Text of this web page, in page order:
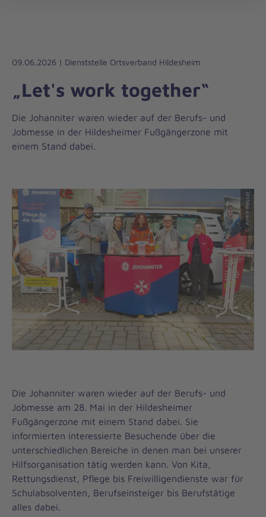
09.06.2026 | Dienststelle Ortsverband Hildesheim
„Let's work together“
Die Johanniter waren wieder auf der Berufs- und
Jobmesse in der Hildesheimer Fußgängerzone mit
einem Stand dabei.
© Anika Ressel
Die Johanniter waren wieder auf der Berufs- und
Jobmesse am 28. Mai in der Hildesheimer
Fußgängerzone mit einem Stand dabei. Sie
informierten interessierte Besuchende über die
unterschiedlichen Bereiche in denen man bei unserer
Hilfsorganisation tätig werden kann. Von Kita,
Rettungsdienst, Pflege bis Freiwilligendienste war für
Schulabsolventen, Berufseinsteiger bis Berufstätige
alles dabei.